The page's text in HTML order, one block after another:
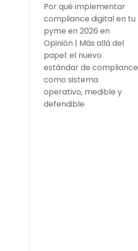
Por qué implementar
compliance digital en tu
pyme en 2026 en
Opinión | Más allá del
papel: el nuevo
estándar de compliance
como sistema
operativo, medible y
defendible